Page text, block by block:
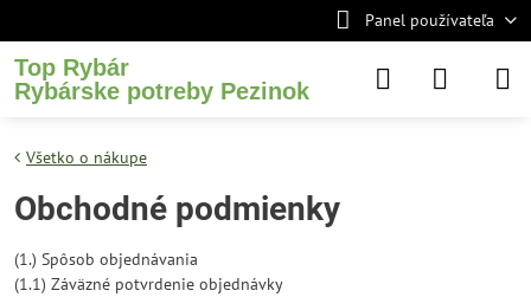
Panel používateľa
Top Rybár
Rybárske potreby Pezinok
Všetko o nákupe
Obchodné podmienky
(1.) Spôsob objednávania
(1.1) Záväzné potvrdenie objednávky